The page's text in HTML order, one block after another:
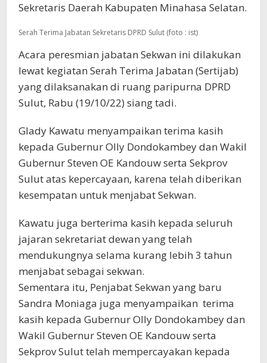
Sekretaris Daerah Kabupaten Minahasa Selatan.
Serah Terima Jabatan Sekretaris DPRD Sulut (foto : ist)
Acara peresmian jabatan Sekwan ini dilakukan
lewat kegiatan Serah Terima Jabatan (Sertijab)
yang dilaksanakan di ruang paripurna DPRD
Sulut, Rabu (19/10/22) siang tadi.
Glady Kawatu menyampaikan terima kasih
kepada Gubernur Olly Dondokambey dan Wakil
Gubernur Steven OE Kandouw serta Sekprov
Sulut atas kepercayaan, karena telah diberikan
kesempatan untuk menjabat Sekwan.
Kawatu juga berterima kasih kepada seluruh
jajaran sekretariat dewan yang telah
mendukungnya selama kurang lebih 3 tahun
menjabat sebagai sekwan.
Sementara itu, Penjabat Sekwan yang baru
Sandra Moniaga juga menyampaikan terima
kasih kepada Gubernur Olly Dondokambey dan
Wakil Gubernur Steven OE Kandouw serta
Sekprov Sulut telah mempercayakan kepada